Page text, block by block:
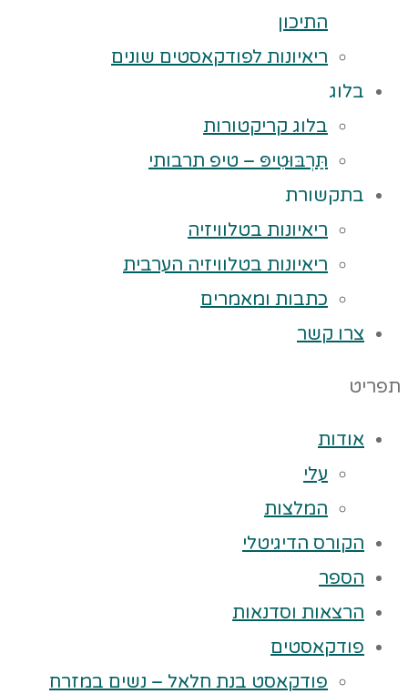
התיכון
ריאיונות לפודקאסטים שונים
בלוג
בלוג קריקטורות
תַּרְבּוּטִיפּ – טיפ תרבותי
בתקשורת
ריאיונות בטלוויזיה
ריאיונות בטלוויזיה הערבית
כתבות ומאמרים
צרו קשר
תפריט
אודות
עלי
המלצות
הקורס הדיגיטלי
הספר
הרצאות וסדנאות
פודקאסטים
פודקאסט בנת חלאל – נשים במזרח